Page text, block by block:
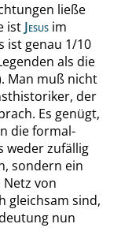
ließe
ist Jesus im
ist genau 1/10
als die
Man muß nicht
der
Es genügt,
die formal-
weder zufällig
sondern ein
von
gleichsam sind,
nun